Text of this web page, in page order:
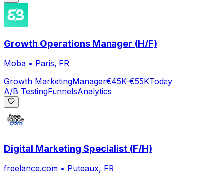
Growth Operations Manager (H/F)
Moba • Paris, FR
Growth MarketingManager€45K-€55KToday
A/B TestingFunnelsAnalytics
Digital Marketing Specialist (F/H)
freelance.com • Puteaux, FR